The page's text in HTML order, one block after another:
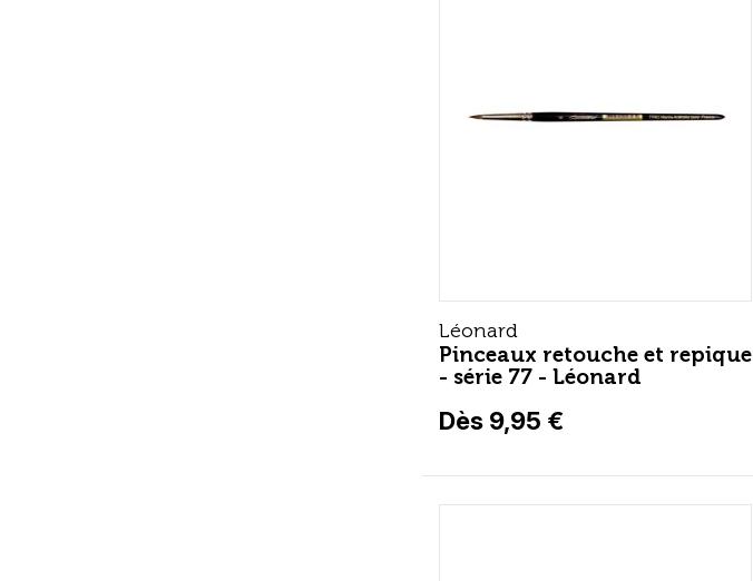
Léonard
Pinceaux retouche et repique
- série 77 - Léonard
Dès 9,95 €